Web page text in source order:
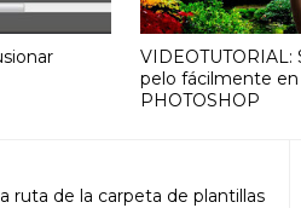
VIDEOTUTORIAL:
pelo fácilmente en
PHOTOSHOP
ruta de la carpeta de plantillas